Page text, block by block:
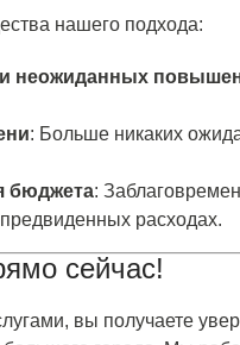
нашего подхода:
неожиданных
: Больше никаких
бюджета:
расходах.
сейчас!
вы получаете